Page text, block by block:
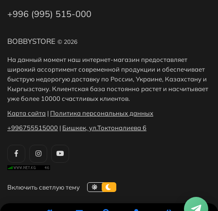
BOBBYSTORE © 2026
На данный момент наш интернет-магазин предоставляет
широкий ассортимент современной продукции и обеспечивает
быструю недорогую доставку по России, Украине, Казахстану и
Кыргызстану. Клиентская база постоянно растет и насчитывает
уже более 10000 счастливых клиентов.
Карта сайта | Политика персональных данных
+996755515000 | Бишкек, ул.Токтоналиева 6
+996 (995) 515-000